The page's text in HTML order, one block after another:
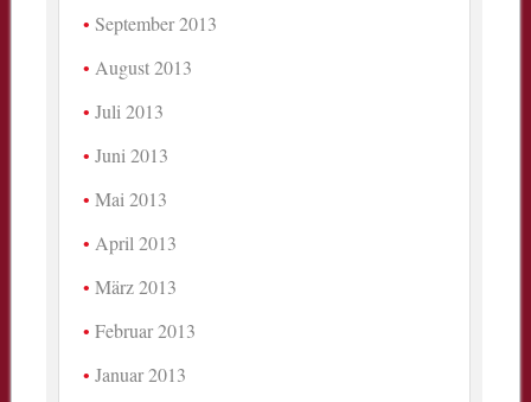
September 2013
August 2013
Juli 2013
Juni 2013
Mai 2013
April 2013
März 2013
Februar 2013
Januar 2013